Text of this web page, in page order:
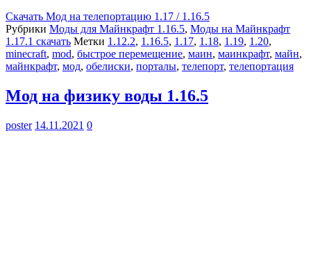
Скачать Мод на телепортацию 1.17 / 1.16.5
Рубрики Моды для Майнкрафт 1.16.5, Моды на Майнкрафт
1.17.1 скачать Метки 1.12.2, 1.16.5, 1.17, 1.18, 1.19, 1.20,
minecraft, mod, быстрое перемещение, маин, маинкрафт, майн,
майнкрафт, мод, обелиски, порталы, телепорт, телепортация
Мод на физику воды 1.16.5
poster 14.11.2021 0